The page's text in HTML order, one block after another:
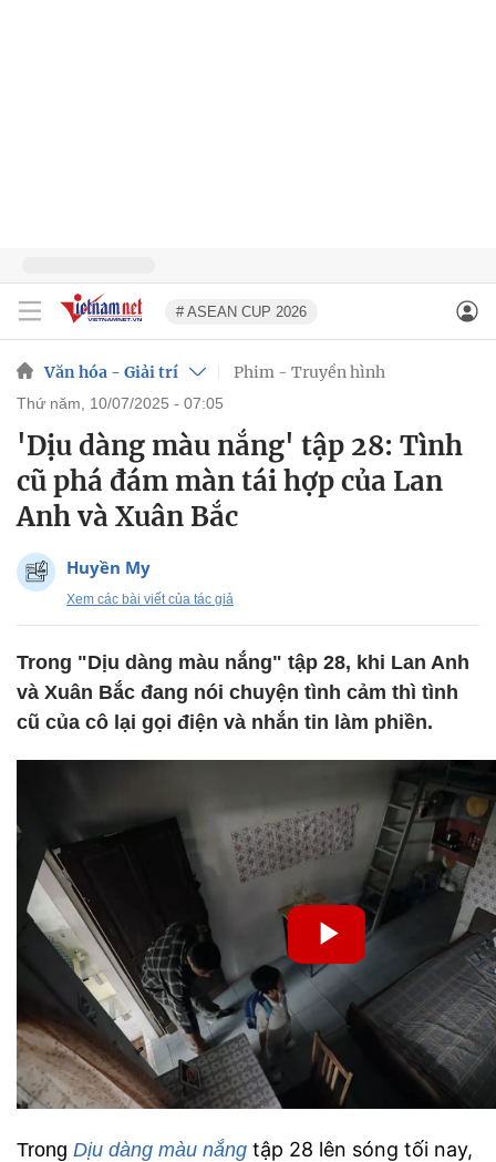
# ASEAN CUP 2026
Văn hóa - Giải trí Phim - Truyền hình
thứ năm, 10/07/2025 - 07:05
'Dịu dàng màu nắng' tập 28: Tình
cũ phá đám màn tái hợp của Lan
Anh và Xuân Bắc
Huyền My
Xem các bài viết của tác giả
Trong "Dịu dàng màu nắng" tập 28, khi Lan Anh
và Xuân Bắc đang nói chuyện tình cảm thì tình
cũ của cô lại gọi điện và nhắn tin làm phiền.
Trong Dịu dàng màu nắng tập 28 lên sóng tối nay,